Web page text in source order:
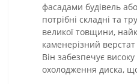
фасадами будівель
потрібні складні та
великої товщини,
каменерізний
Він забезпечує
охолодження диска,